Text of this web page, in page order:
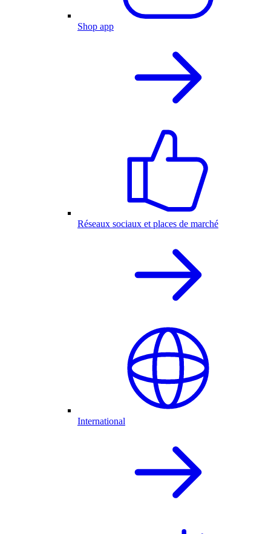
Shop app
Réseaux sociaux et places de marché
International